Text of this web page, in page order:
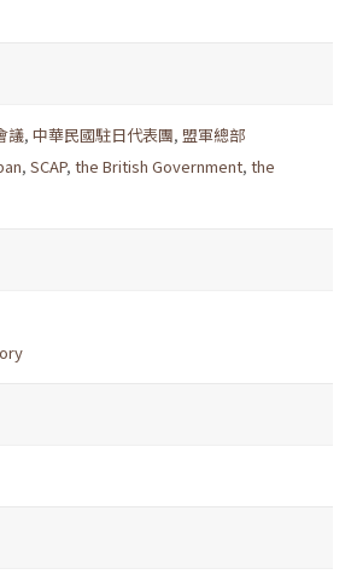
議, 中華民國駐日代表團, 盟軍總部
, SCAP, the British Government, the